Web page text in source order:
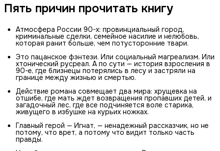
Пять причин прочитать книгу
Атмосфера России 90-х: провинциальный город,
криминальные сделки, семейное насилие и нелюбовь,
которая ранит больше, чем потусторонние твари.
Это пацанское фэнтези. Или социальный магреализм. Или
хтонический русреал. А по сути — история взросления в
90-е, где близнецы потерялись в лесу и застряли на
границе между жизнью и смертью.
Действие романа совмещает два мира: хрущевка на
отшибе, где мать ждет возвращения пропавших детей, и
загадочный лес, где все подчиняется воле старика,
живущего в избушке на курьих ножках.
Главный герой — Игнат, — ненадежный рассказчик, но не
потому, что врет, а потому что видит только часть
правды.